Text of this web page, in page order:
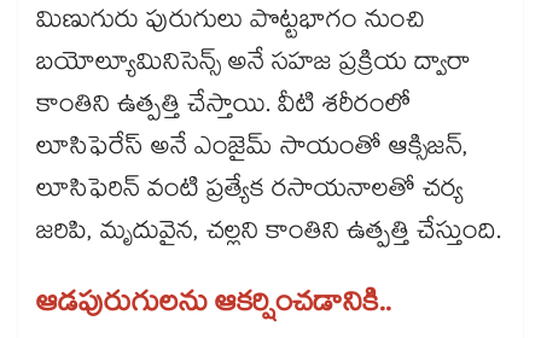
మిణుగురు పురుగులు పొట్టభాగం నుంచి
బయోల్యూమినిసెన్స్ అనే సహజ ప్రక్రియ ద్వారా
కాంతిని ఉత్పత్తి చేస్తాయి. వీటి శరీరంలో
లూసిఫెరేస్ అనే ఎంజైమ్ సాయంతో ఆక్సిజన్,
లూసిఫెరిన్ వంటి ప్రత్యేక రసాయనాలతో చర్య
జరిపి, మృదువైన, చల్లని కాంతిని ఉత్పత్తి చేస్తుంది.
ఆడపురుగులను ఆకర్షించడానికి..